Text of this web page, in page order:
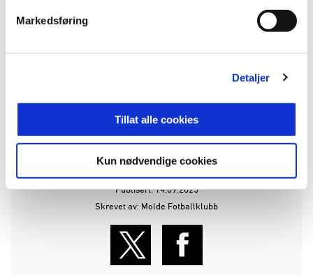
Markedsføring
Detaljer
Tillat alle cookies
Kun nødvendige cookies
Vegard Storvik, adm. direktør Molde Fotballklubb.
ANNONSE FRA ELITESERIEN:
Publisert: 14.09.2025
Skrevet av: Molde Fotballklubb